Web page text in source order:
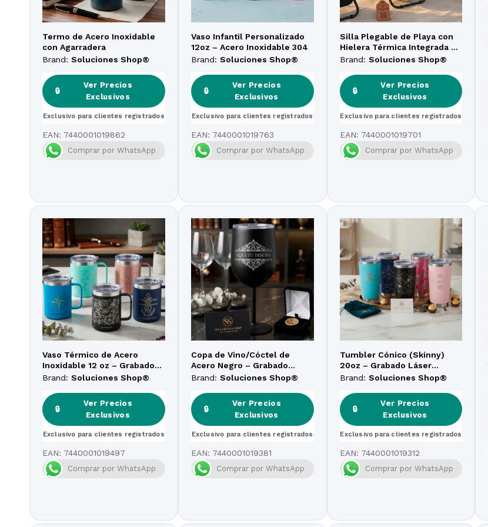
Termo de Acero Inoxidable
con Agarradera
Brand: Soluciones Shop®
🔒
Ver Precios
Exclusivos
Exclusivo para clientes registrados
EAN: 7440001019862
Comprar por WhatsApp
Vaso Infantil Personalizado
12oz – Acero Inoxidable 304
Brand: Soluciones Shop®
🔒
Ver Precios
Exclusivos
Exclusivo para clientes registrados
EAN: 7440001019763
Comprar por WhatsApp
Silla Plegable de Playa con
Hielera Térmica Integrada –
Soluciones Shop
Brand: Soluciones Shop®
🔒
Ver Precios
Exclusivos
Exclusivo para clientes registrados
EAN: 7440001019701
Comprar por WhatsApp
Vaso Térmico de Acero
Inoxidable 12 oz – Grabado
Láser Personalizado
Brand: Soluciones Shop®
🔒
Ver Precios
Exclusivos
Exclusivo para clientes registrados
EAN: 7440001019497
Comprar por WhatsApp
Copa de Vino/Cóctel de
Acero Negro – Grabado
Láser Personalizado
Brand: Soluciones Shop®
🔒
Ver Precios
Exclusivos
Exclusivo para clientes registrados
EAN: 7440001019381
Comprar por WhatsApp
Tumbler Cónico (Skinny)
20oz – Grabado Láser
Premium
Brand: Soluciones Shop®
🔒
Ver Precios
Exclusivos
Exclusivo para clientes registrados
EAN: 7440001019312
Comprar por WhatsApp